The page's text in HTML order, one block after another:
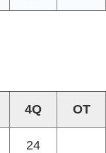
4Q OT
24